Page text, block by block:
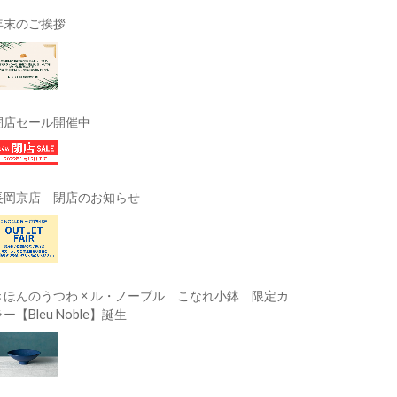
末のご挨拶
店セール開催中
岡京店 閉店のお知らせ
ほんのうつわ × ル・ノーブル こなれ小鉢 限定カ
ー【Bleu Noble】誕生